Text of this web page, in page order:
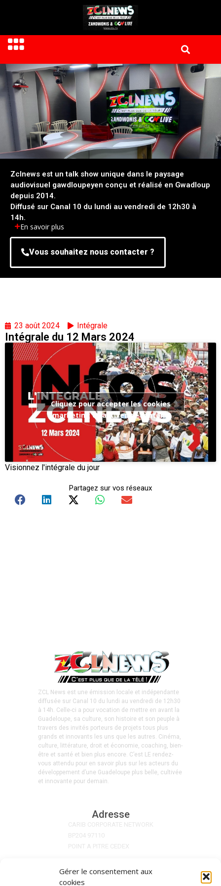
Gérer le consentement aux
cookies
Zclnews est un talk show unique dans le paysage
audiovisuel gawdloupeyen conçu et réalisé en Gwadloup
depuis 2014.
Diffusé sur Canal 10 du lundi au vendredi de 12h30 à
14h.
En savoir plus
Vous souhaitez nous contacter ?
23 août 2024 Intégrale
Intégrale du 12 Mars 2024
Cliquez pour accepter les cookies
marketing et activer ce contenu
Visionnez l'intégrale du jour
Partagez sur vos réseaux
ZCL News est une émission locale et indépendante
diffusée sur Canal 10 du lundi au vendredi de 12h30
à 14h. Celle-ci a pour vocation de mettre en avant la
Guadeloupe, sa culture, son histoire et son peuple à
travers des invités porteurs de projets tous plus
grands et innovants les uns que les autres. Cinéma,
culture, littérature, droit et économie, coaching, bien-
être et santé et bien plus encore. C’est LE rendez-
vous attendu pour en savoir plus sur les acteurs du
développement d’une Guadeloupe plus belle, cultivée
et innovante pour demain.
Adresse
CARIB CORPORATE NETWORK
BP204 97110
POINT A PITRE CEDEX
Nos Réseaux